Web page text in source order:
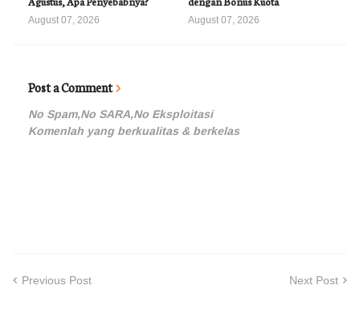
August 07, 2026 August 07, 2026
Post a Comment
No Spam,No SARA,No Eksploitasi
Komenlah yang berkualitas & berkelas
Previous Post Next Post